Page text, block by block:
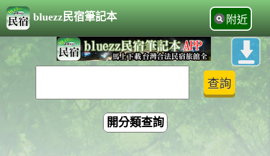
bluezz民宿筆記本 附近
開分類查詢